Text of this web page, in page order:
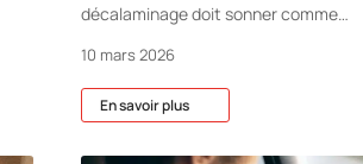
décalaminage doit sonner comme…
10 mars 2026
En savoir plus